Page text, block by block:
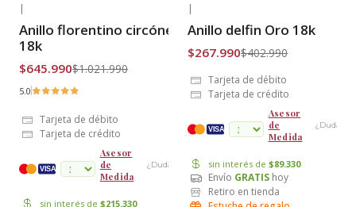
Envío Gratis
|
Anillo florentino circónes Oro
18k
$645.990$1.021.990
5.0
Tarjeta de débito
Tarjeta de crédito
VISA
Asesor
de
Medida
¿Dudas? cuotas
sin interés de $215.330
Envío Gratis
|
Anillo delfin Oro 18k
$267.990$402.990
Tarjeta de débito
Tarjeta de crédito
VISA
Asesor
de
Medida
¿Dudas?
sin interés de $89.330
Envío GRATIS hoy
Retiro en tienda